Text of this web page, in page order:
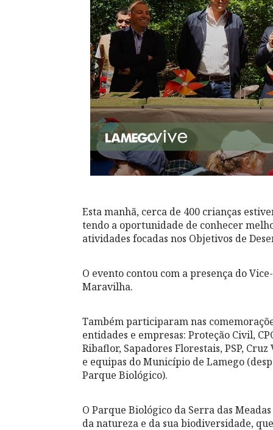
Esta manhã, cerca de 400 crianças
tendo a oportunidade de conhecer
atividades focadas nos Objetivos de
O evento contou com a presença do
Maravilha.
Também participaram nas
entidades e empresas: Proteção Civil,
Ribaflor, Sapadores Florestais, PSP,
e equipas do Município de Lamego
Parque Biológico).
O Parque Biológico da Serra das
da natureza e da sua biodiversidade,